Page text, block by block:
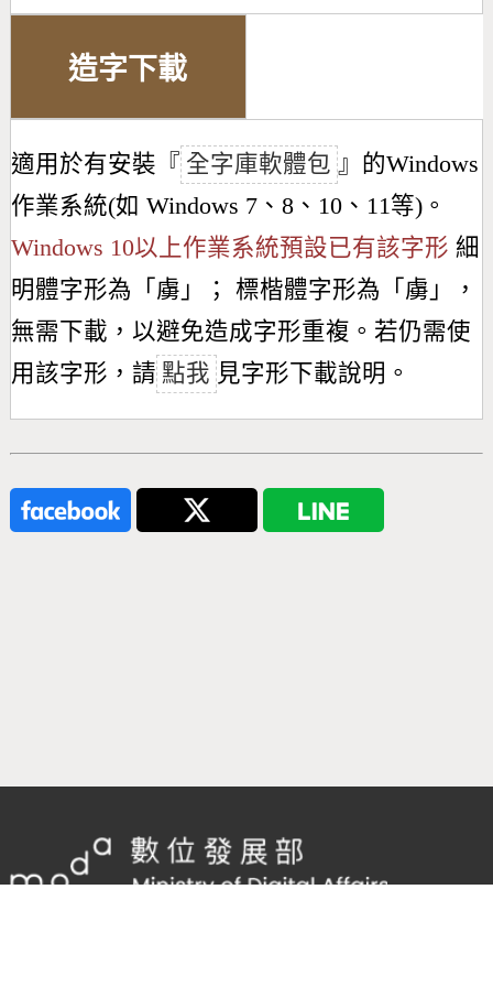
造字下載
適用於有安裝『 全字庫軟體包 』的Windows
作業系統(如 Windows 7、8、10、11等)。
Windows 10以上作業系統預設已有該字形 細
明體字形為「 虜 」； 標楷體字形為「 虜 」，
無需下載，以避免造成字形重複。若仍需使
用該字形，請 點我 見字形下載說明。